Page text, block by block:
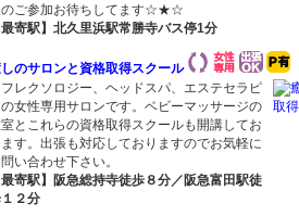
ご参加お待ちしてます☆★☆
寄駅】北久里浜駅常勝寺バス停1分
のサロンと資格取得スクール
レクソロジー、ヘッドスパ、エステセラピ
女性専用サロンです。ベビーマッサージの
とこれらの資格取得スクールも開講してお
す。出張も対応しておりますのでお気軽に
い合わせ下さい。
寄駅】阪急総持寺徒歩８分／阪急富田駅徒
２分